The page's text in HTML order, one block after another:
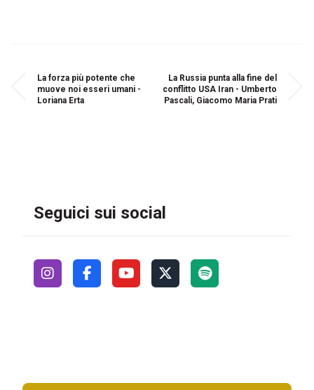
La forza più potente che
muove noi esseri umani -
Loriana Erta
La Russia punta alla fine del
conflitto USA Iran - Umberto
Pascali, Giacomo Maria Prati
Seguici sui social